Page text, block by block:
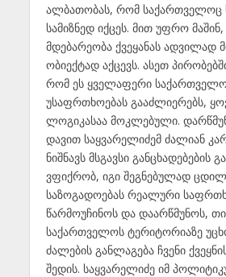
ალბათობას, რომ საქართველოც
სამიზნედ იქცეს. მით უფრო
მდებარეობა ქვეყანას ადვილად
ობიექტად აქცევს. ასეთ
რომ ეს ყველაფერი
უსაფრთხოებას გააძლიერებს,
ლოგიკასაა მოკლებული.
დავით საყვარელიძემ ძალიან
ნიშნავს მსგავსი განცხადებების
ვფიქრობ, იგი შეგნებულად
საზოგადოებას რეალური
წარმოუჩინოს და დაარწმუნოს,
საქართველოს ტერიტორიაზე
ძალების განლაგება ჩვენი
შედის. საყვარელიძე იმ